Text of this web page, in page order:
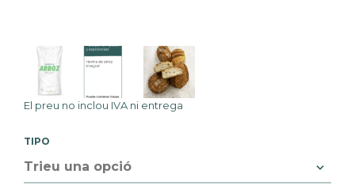
El preu no inclou IVA ni entrega
TIPO